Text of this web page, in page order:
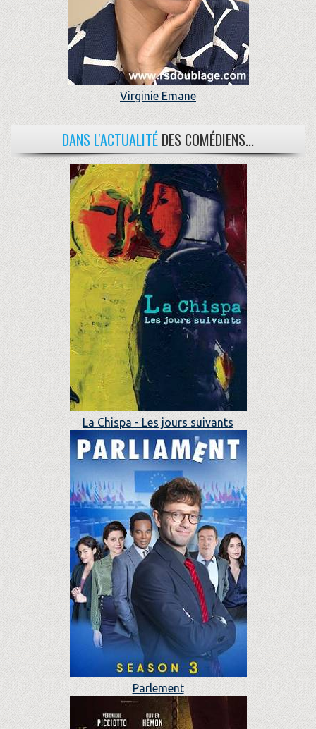
Virginie Emane
DANS L'ACTUALITÉ DES COMÉDIENS...
La Chispa - Les jours suivants
Parlement